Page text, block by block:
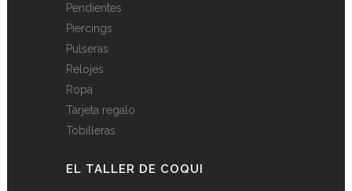
Pendientes
Piercings
Pulseras
Relojes
Ropa
Tarjeta regalo
Tobilleras
EL TALLER DE COQUI